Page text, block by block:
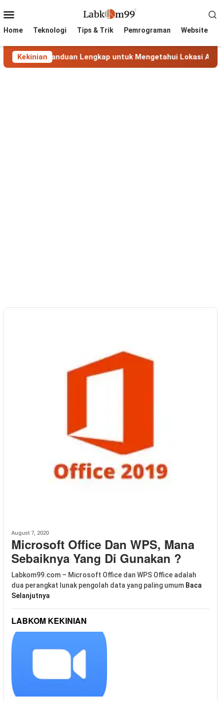
to
Menu
Home Teknologi Tips & Trik Pemrograman Website
Kekinian
IP: Panduan Lengkap untuk Mengetahui Lokasi Alamat IP
August 7, 2020
Microsoft Office Dan WPS, Mana
Sebaiknya Yang Di Gunakan ?
Labkom99.com – Microsoft Office dan WPS Office adalah
dua perangkat lunak pengolah data yang paling umum Baca
Selanjutnya
LABKOM KEKINIAN